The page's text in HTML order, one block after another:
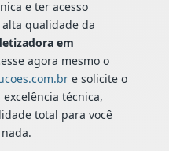
e ter acesso
qualidade da
em
agora mesmo o
e solicite o
técnica,
total para você